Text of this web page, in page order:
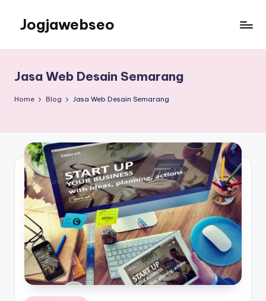
Jogjawebseo
Jasa Web Desain Semarang
Home Blog Jasa Web Desain Semarang